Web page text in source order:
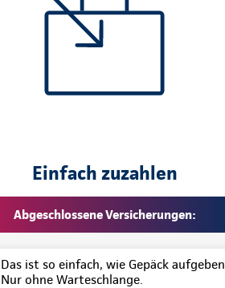
Einfach zuzahlen
Abgeschlossene Versicherungen:
Das ist so einfach, wie Gepäck aufgeben.
Nur ohne Warteschlange.